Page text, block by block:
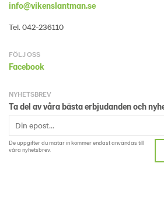
info@vikenslantman.se
Tel. 042-236110
FÖLJ OSS
Facebook
NYHETSBREV
Ta del av våra bästa erbjudanden och
De uppgifter du matar in kommer endast användas till
våra nyhetsbrev.